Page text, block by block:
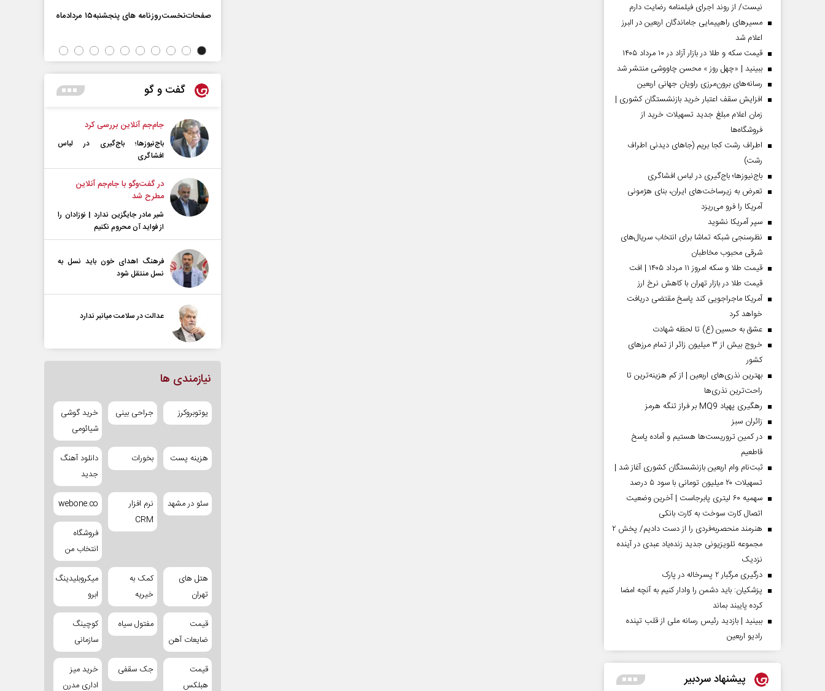
نیست/ از روند اجرای فیلمنامه رضایت دارم
مسیر‌های راهپیمایی جاماندگان اربعین در البرز
اعلام شد
قیمت سکه و طلا در بازار آزاد در ۱۰ مرداد ۱۴۰۵
ببینید | «چهل روز » محسن چاووشی منتشر شد
رسانه‌های برون‌مرزی راویان جهانی اربعین
افزایش سقف اعتبار خرید بازنشستگان کشوری |
زمان اعلام مبلغ جدید تسهیلات خرید از
فروشگاه‌ها
اطراف رشت کجا بریم (جاهای دیدنی اطراف
رشت)
باج‌نیوزها؛ باج‌گیری در لباس افشاگری
تعرض به زیرساخت‌های ایران، بنای هژمونی
آمریکا را فرو می‌ریزد
سپر آمریکا نشوید
نظرسنجی شبکه تماشا برای انتخاب سریال‌های
شرقی محبوب مخاطبان
قیمت طلا و سکه امروز ۱۱ مرداد ۱۴۰۵ | افت
قیمت طلا در بازار تهران با کاهش نرخ ارز
آمریکا ماجراجویی کند پاسخ مقتضی دریافت
خواهد کرد
عشق به حسین (ع) تا لحظه شهادت
خروج بیش از ۳ میلیون زائر از تمام مرز‌های
کشور
بهترین نذری‌های اربعین | از کم هزینه‌ترین تا
راحت‌ترین نذری‌ها
رهگیری پهپاد MQ9 بر فراز تنگه هرمز
‌زائران سبز
در کمین تروریست‌ها هستیم و آماده پاسخ
قاطعیم
ثبت‌نام وام اربعین بازنشستگان کشوری آغاز شد |
تسهیلات ۲۰ میلیون تومانی با سود ۵ درصد
سهمیه ۶۰ لیتری پابرجاست | آخرین وضعیت
اتصال کارت سوخت به کارت بانکی
هنرمند منحصر‌به‌فردی را از دست دادیم/ پخش ۲
مجموعه تلویزیونی جدید زنده‌یاد عبدی در آینده
نزدیک
درگیری مرگبار ۲ پسرخاله در پارک
پزشکیان: باید دشمن را وادار کنیم به آنچه امضا
کرده پایبند بماند
ببینید | بازدید رئیس رسانه ملی از قلب تپنده
رادیو اربعین
پیشنهاد سردبیر
صفحات نخست روزنامه ها‌ی‌سه‌شنبه ۶ مردادماه صفحات‌نخست‌روزنامه ها‌ی پنجشنبه‌۱۵ مردادماه
گفت و گو
جام‌جم آنلاین بررسی کرد
باج‌نیوزها؛ باج‌گیری در لباس
افشاگری
در گفت‌و‌گو با جام‌جم آنلاین
مطرح شد
شیر مادر جایگزین ندارد | نوزادان را
از فواید آن محروم نکنیم
فرهنگ اهدای خون باید نسل به
نسل منتقل شود
عدالت در سلامت میانبر ندارد
نیازمندی ها
یوتوبروکرز جراحی بینی
خرید گوشی
شیائومی
هزینه پست بخورات
دانلود آهنگ
جدید
سئو در مشهد
نرم افزار
CRM
webone.co
فروشگاه
انتخاب من
هتل های
تهران
کمک به
خیریه
میکروبلیدینگ
ابرو
قیمت
ضایعات آهن
مفتول سیاه
کوچینگ
سازمانی
قیمت
هبلکس
جک سقفی
خرید میز
اداری مدرن